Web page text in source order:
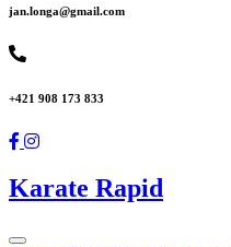
jan.longa@gmail.com
+421 908 173 833
Karate Rapid